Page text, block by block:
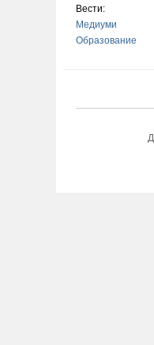
Вести:
Медиуми
Образование